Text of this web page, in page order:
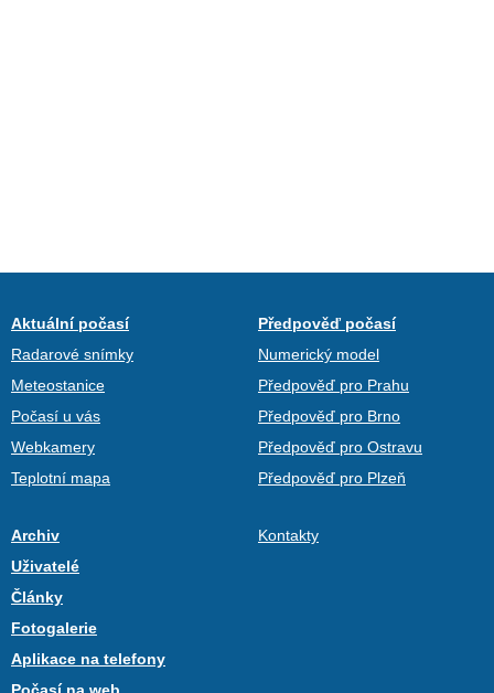
Aktuální počasí
Radarové snímky
Meteostanice
Počasí u vás
Webkamery
Teplotní mapa
Předpověď počasí
Numerický model
Předpověď pro Prahu
Předpověď pro Brno
Předpověď pro Ostravu
Předpověď pro Plzeň
Archiv
Uživatelé
Články
Fotogalerie
Aplikace na telefony
Kontakty